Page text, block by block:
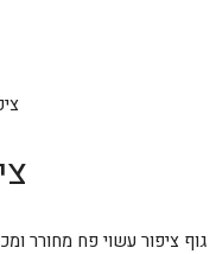
/
גוף ציפור עשוי פח מחורר